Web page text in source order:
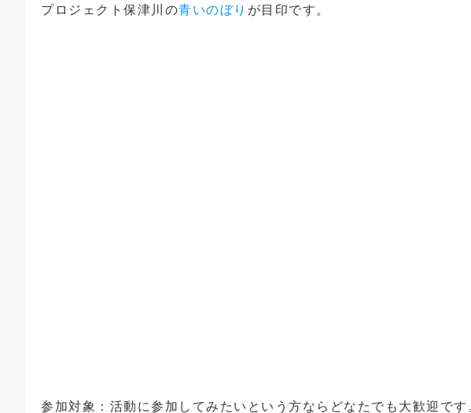
プロジェクト保津川の青いのぼり が目印です。
参加対象：活動に参加してみたいという方ならどなたでも大歓迎で